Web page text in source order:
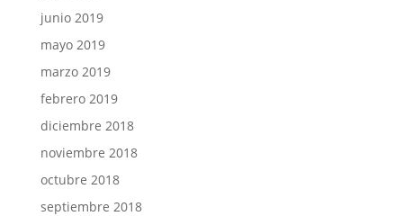
junio 2019
mayo 2019
marzo 2019
febrero 2019
diciembre 2018
noviembre 2018
octubre 2018
septiembre 2018